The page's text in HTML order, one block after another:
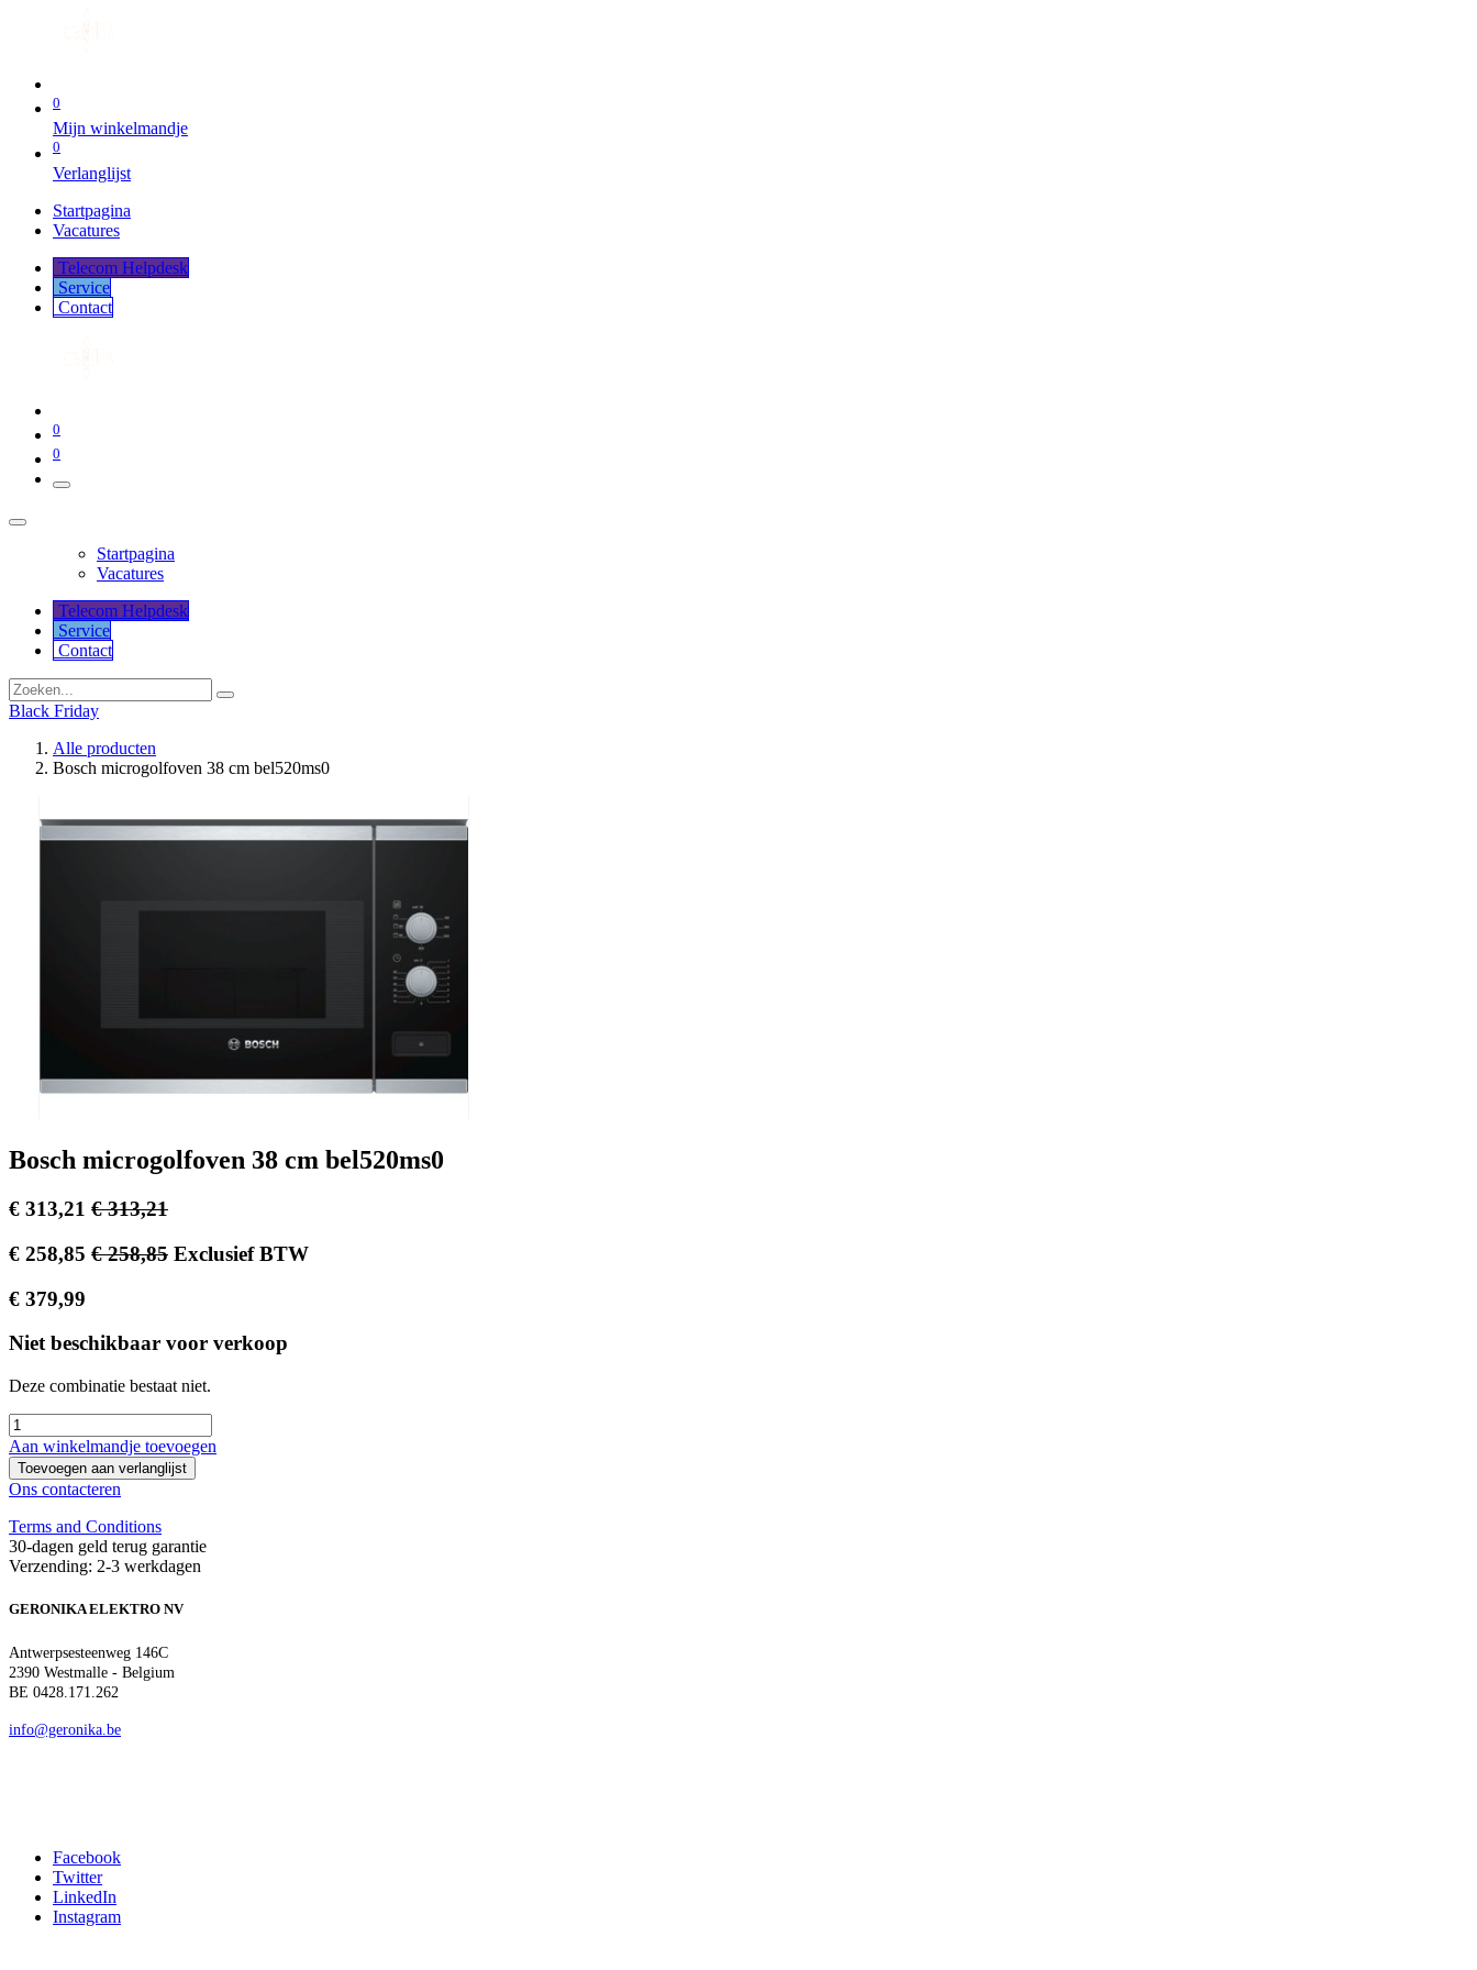
0
Mijn winkelmandje
0
Verlanglijst
Startpagina
Vacatures
Telecom Helpdesk
Service
Co​​​​​​ntact
0
0
Startpagina
Vacatures
Telecom Helpdesk
Service
Co​​​​​​ntact
Black Friday
Alle producten
Bosch microgolfoven 38 cm bel520ms0
Bosch microgolfoven 38 cm bel520ms0
€ 313,21 €313,21
€ 258,85 €258,85 Exclusief BTW
€ 379,99
Niet beschikbaar voor verkoop
Deze combinatie bestaat niet.
Aan winkelmandje toevoegen
Toevoegen aan verlanglijst
Ons contacteren
Terms and Conditions
30-dagen geld terug garantie
Verzending: 2-3 werkdagen
GERONIKA ELEKTRO NV
Antwerpsesteenweg 146C
2390 Westmalle - Belgium
BE 0428.171.262
info@geronika.be
Facebook
Twitter
LinkedIn
Instagram